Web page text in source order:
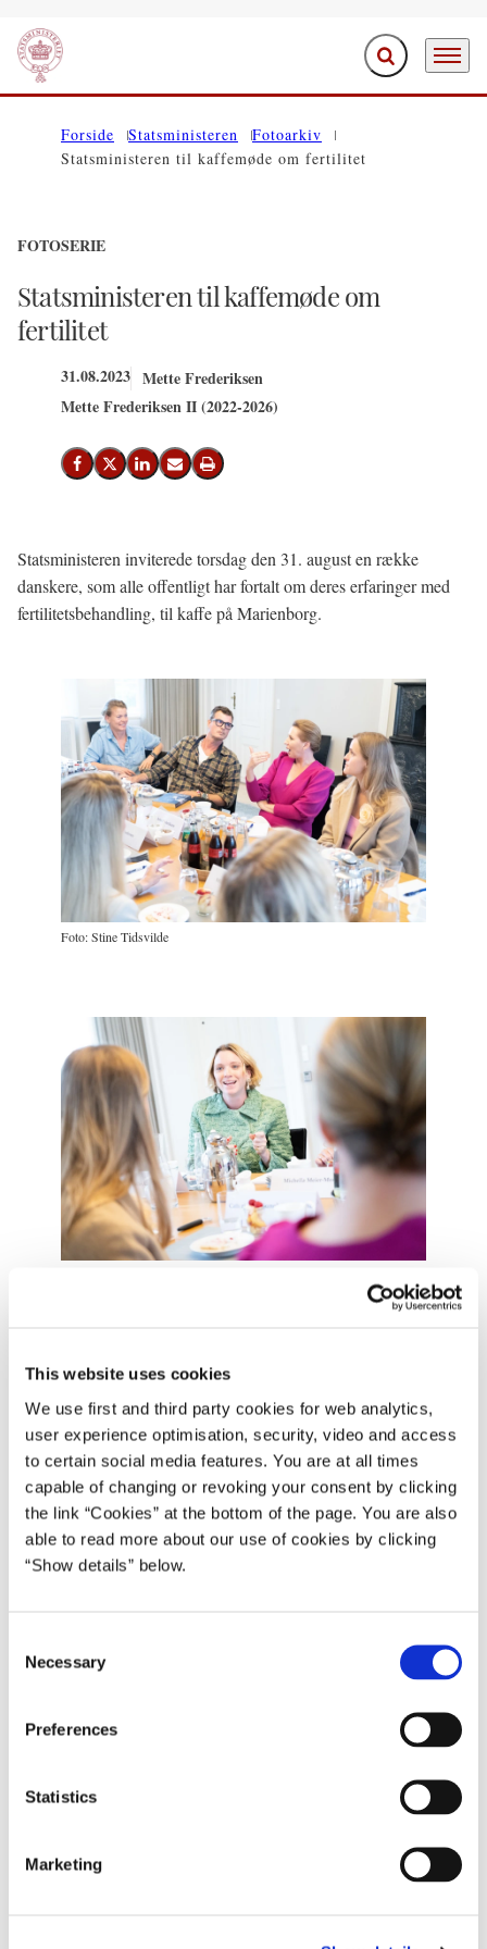
This website uses cookies
We use first and third party cookies for web analytics,
user experience optimisation, security, video and access
to certain social media features. You are at all times
capable of changing or revoking your consent by clicking
the link “Cookies” at the bottom of the page. You are also
able to read more about our use of cookies by clicking
“Show details” below.
Necessary
Preferences
Statistics
Marketing
Gå til forsiden Fold søgefelt ud
Menu
Forside Statsministeren
Fotoarkiv
Statsministeren til kaffemøde om fertilitet
FOTOSERIE
Statsministeren til kaffemøde om
fertilitet
31.08.2023 Mette Frederiksen
Mette Frederiksen II (2022-2026)
Del på Facebook
Del på X (Twitter)
Del på LinkedIn
Send email
Print
Statsministeren inviterede torsdag den 31. august en række
danskere, som alle offentligt har fortalt om deres erfaringer med
fertilitetsbehandling, til kaffe på Marienborg.
Foto: Stine Tidsvilde